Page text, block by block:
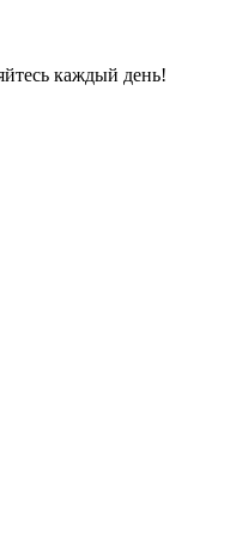
каждый день!